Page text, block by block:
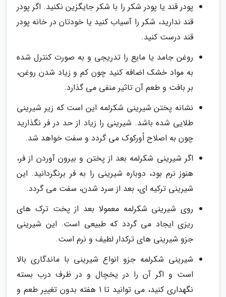
پودر قند یا پودر شکر را با شکر جایگزین نکنید. اگر پودر
قند ندارید، شکر را آسیاب کنید یا خودتان در خانه پودر
قند درست کنید.
روغن جامد یا مایع را تدریجی و به صورت کنترل شده
به مواد خشک اضافه کنید چون کم و زیاد شدن روغن،
بر بافت و طعم آن تاثیر منفی می گذارد.
نشانه پختن شیرینی شکرلمه این است که زیر شیرینی
طلایی شده باشد. شیرینی را زیاد از حد در فر نگذارید
چون به اصلاح اُورکوک می گردد و سفت خواهد شد.
اگر شیرینی شکرلمه بعد از پختن و بیرون آوردن از فر،
هنوز نرم بود، دوباره شیرینی را به فر برنگردانید. این
شیرینی ترکیه ای، بعد از سرد شدن، سفت می گردد.
روی شیرینی شکرلمه معمولا بعد از پخت ترک های
ریزی ایجاد می گردد که طبیعی است. این شیرینی
جزو شیرینی های ترکدار لطیف و نرم است.
شیرینی شکرلمه جزو انواع شیرینی با ماندگاری بالا
است و اگر آن را در یخچال و در ظرف درب بسته
نگهداری کنید، می توانید تا 1 هفته بدون تغییر طعم و